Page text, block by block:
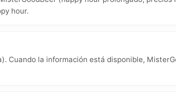
hour.
Cuando la información está disponible,